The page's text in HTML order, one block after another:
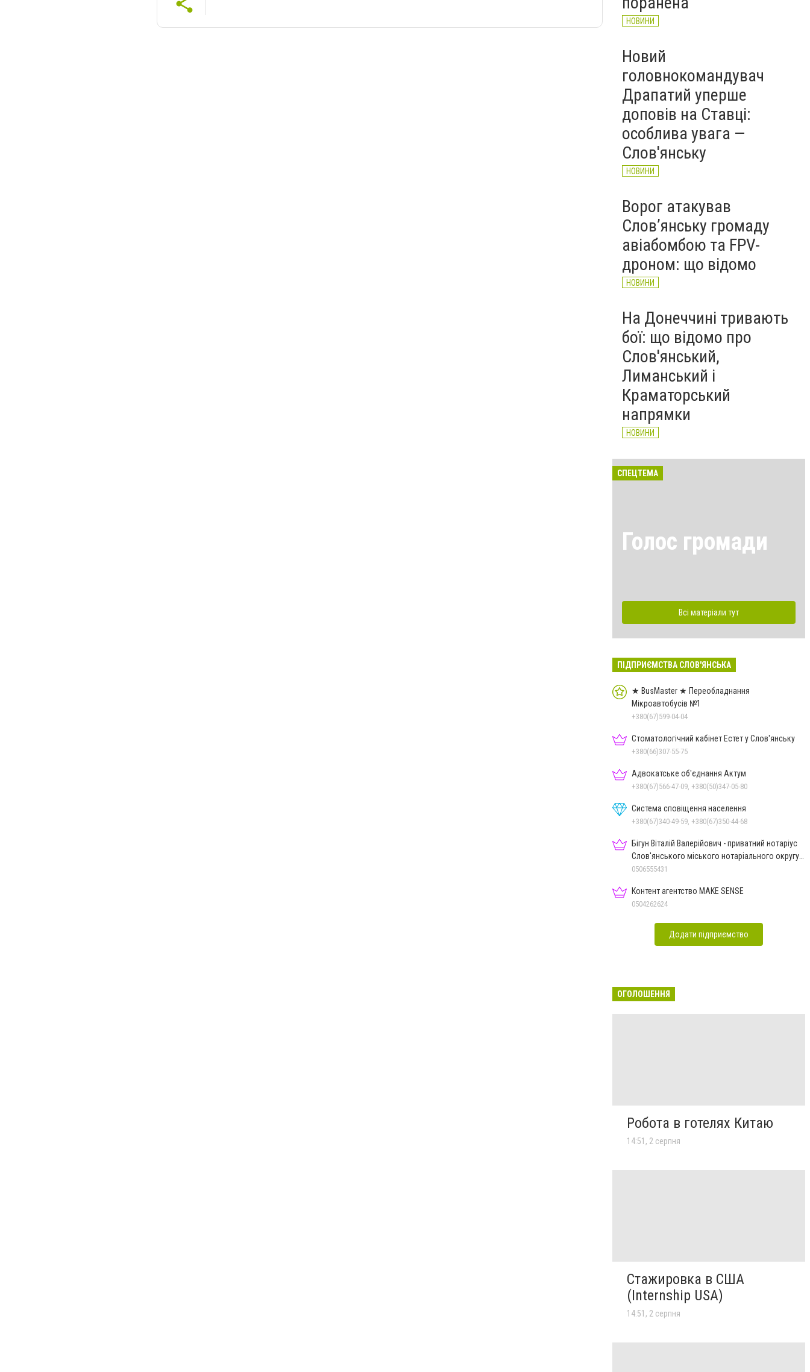
НОВИНИ
Новий
головнокомандувач
Драпатий уперше
доповів на Ставці:
особлива увага —
Слов'янську
НОВИНИ
Ворог атакував
Слов’янську громаду
авіабомбою та FPV-
дроном: що відомо
НОВИНИ
На Донеччині тривають
бої: що відомо про
Слов'янський,
Лиманський і
Краматорський
напрямки
НОВИНИ
СПЕЦТЕМА
Голос громади
Всі матеріали тут
ПІДПРИЄМСТВА СЛОВ'ЯНСЬКА
★ BusMaster ★ Переобладнання
Мікроавтобусів №1
+380(67)599-04-04
Стоматологічний кабінет Естет у Слов'янську
+380(66)307-55-75
Адвокатське об'єднання Актум
+380(67)566-47-09, +380(50)347-05-80
Система сповіщення населення
+380(67)340-49-59, +380(67)350-44-68
Бігун Віталій Валерійович - приватний нотаріус
Слов'янського міського нотаріального округу
Дон.обл.
0506555431
Контент агентство MAKE SENSE
0504262624
Додати підприємство
ОГОЛОШЕННЯ
Робота в готелях Китаю
14:51, 2 серпня
Стажировка в США
(Internship USA)
14:51, 2 серпня